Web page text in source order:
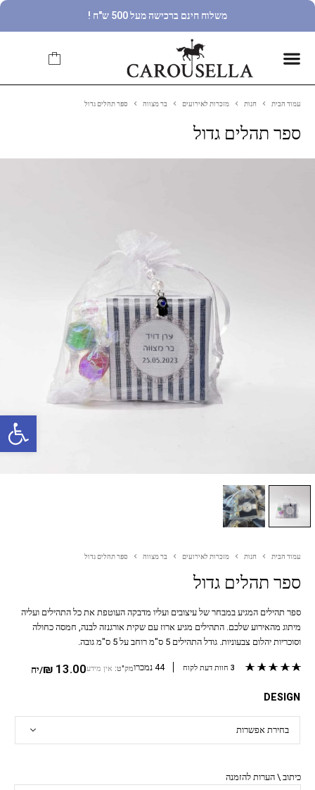
פתח סרגל נגישות
משלוח חינם ברכישה מעל 500 ש"ח !
עמוד הבית חנות מזכרות לאירועים בר מצווה ספר תהלים גדול
ספר תהלים גדול
עמוד הבית חנות מזכרות לאירועים בר מצווה ספר תהלים גדול
ספר תהלים גדול
מדורגים5.00מתוך 5 מבוסס על 3 דירוגים של לקוחות 3 חוות דעת לקוח 44 נמכרו מק"ט: אין מידע ₪ 13.00 /יח
DESIGN
כיתוב \ הערות להזמנה
ספר תהילים המגיע במבחר של עיצובים ועליו מדבקה העוטפת את כל התהילים ועליה
מיתוג מהאירוע שלכם. התהילים מגיע ארוז עם שקית אורגנזה לבנה, חמסה כחולה
וסוכריות יהלום צבעוניות. גודל התהילים 5 ס"מ רוחב על 5 ס"מ גובה.